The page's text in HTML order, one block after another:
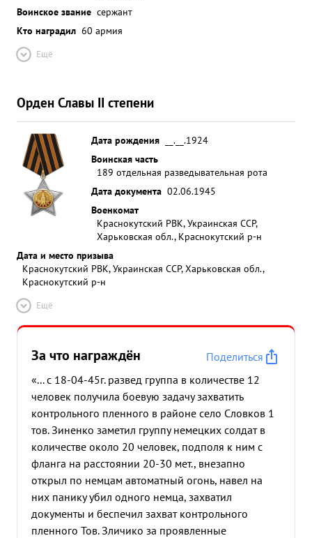
Воинское звание сержант
Кто наградил 60 армия
Ещё
Орден Славы II степени
Дата рождения
__.__.1924
Воинская часть
189 отдельная разведывательная рота
Дата документа 02.06.1945
Военкомат
Краснокутский РВК, Украинская ССР,
Харьковская обл., Краснокутский р-н
Дата и место призыва
Краснокутский РВК, Украинская ССР, Харьковская обл.,
Краснокутский р-н
Ещё
За что награждён
Поделиться
«... с 18-04-45г. развед группа в количестве 12
человек получила боевую задачу захватить
контрольного пленного в районе село Словков 1
тов. Зиненко заметил группу немецких солдат в
количестве около 20 человек, подполя к ним с
фланга на расстоянии 20-30 мет., внезапно
открыл по немцам автоматный огонь, навел на
них панику убил одного немца, захватил
документы и беспечил захват контрольного
пленного Тов. Зличико за проявленные